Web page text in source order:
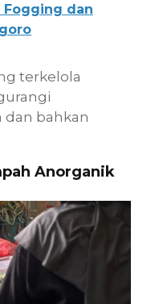
Fogging dan
terkelola
bahkan
Anorganik